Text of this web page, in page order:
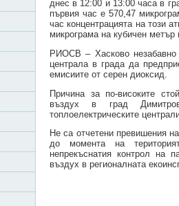
днес в 12:00 и 13:00 часа в
първия час е 570,47
час концентрацията на този
микрограма на кубичен метър
РИОСВ – Хасково незабавно
централа в града да
емисиите от серен диоксид.
Причина за по-високите
въздух в град
топлоелектрическите
Не са отчетени превишения
до момента на
непрекъснатия контрол на
въздух в регионалната